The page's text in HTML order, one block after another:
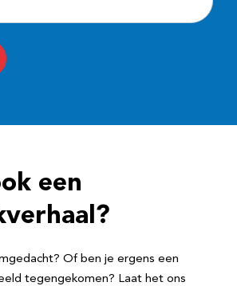
een
Of ben je ergens een
tegengekomen? Laat het ons